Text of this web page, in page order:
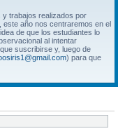
trabajos realizados por
año nos centraremos en el
de que los estudiantes lo
al intentar
suscribirse y, luego de
) para que